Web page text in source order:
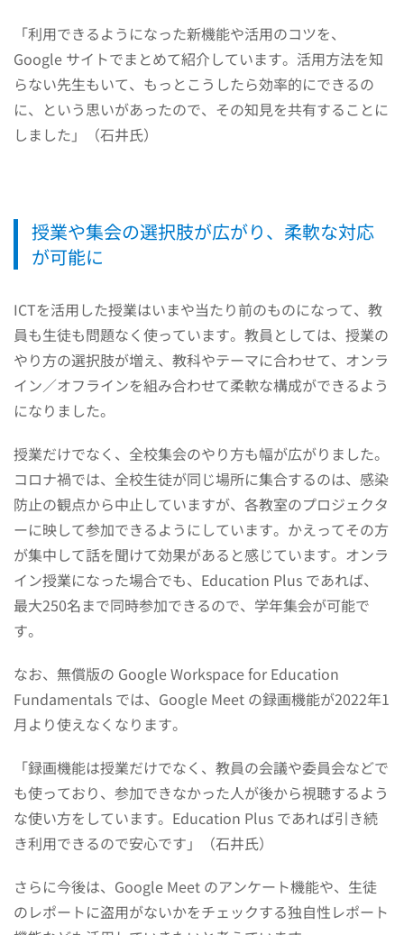
「利用できるようになった新機能や活用のコツを、
Google サイトでまとめて紹介しています。活用方法を知
らない先生もいて、もっとこうしたら効率的にできるの
に、という思いがあったので、その知見を共有することに
しました」（石井氏）
授業や集会の選択肢が広がり、柔軟な対応
が可能に
ICTを活用した授業はいまや当たり前のものになって、教
員も生徒も問題なく使っています。教員としては、授業の
やり方の選択肢が増え、教科やテーマに合わせて、オンラ
イン／オフラインを組み合わせて柔軟な構成ができるよう
になりました。
授業だけでなく、全校集会のやり方も幅が広がりました。
コロナ禍では、全校生徒が同じ場所に集合するのは、感染
防止の観点から中止していますが、各教室のプロジェクタ
ーに映して参加できるようにしています。かえってその方
が集中して話を聞けて効果があると感じています。オンラ
イン授業になった場合でも、Education Plus であれば、
最大250名まで同時参加できるので、学年集会が可能で
す。
なお、無償版の Google Workspace for Education
Fundamentals では、Google Meet の録画機能が2022年1
月より使えなくなります。
「録画機能は授業だけでなく、教員の会議や委員会などで
も使っており、参加できなかった人が後から視聴するよう
な使い方をしています。Education Plus であれば引き続
き利用できるので安心です」（石井氏）
さらに今後は、Google Meet のアンケート機能や、生徒
のレポートに盗用がないかをチェックする独自性レポート